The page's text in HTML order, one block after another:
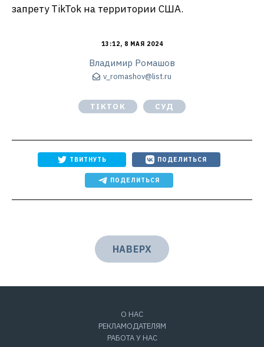
запрету TikTok на территории США.
13:12, 8 МАЯ 2024
Владимир Ромашов
v_romashov@list.ru
TIKTOK СУД
ТВИТНУТЬ ПОДЕЛИТЬСЯ
ПОДЕЛИТЬСЯ
НАВЕРХ
О НАС
РЕКЛАМОДАТЕЛЯМ
РАБОТА У НАС